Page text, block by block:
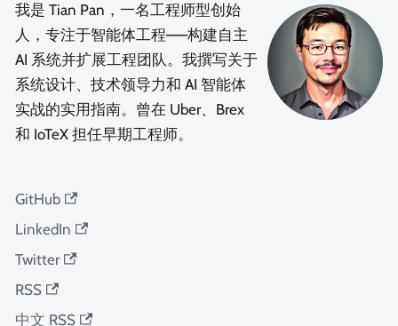
我是 Tian Pan，一名工程师型创始
人，专注于智能体工程——构建自主
AI 系统并扩展工程团队。我撰写关于
系统设计、技术领导力和 AI 智能体
实战的实用指南。曾在 Uber、Brex
和 IoTeX 担任早期工程师。
GitHub
LinkedIn
Twitter
RSS
中文 RSS